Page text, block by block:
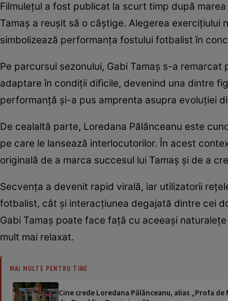
Filmulețul a fost publicat la scurt timp după
Tamaș a reușit să o câștige. Alegerea
simbolizează performanța fostului fotbalist în
Pe parcursul sezonului, Gabi Tamaș s-a
adaptare în condiții dificile, devenind una dintre
performanță și-a pus amprenta asupra evoluției
De cealaltă parte, Loredana Pălănceanu este
pe care le lansează interlocutorilor. În acest
originală de a marca succesul lui Tamaș și de a
Secvența a devenit rapid virală, iar utilizatorii
fotbalist, cât și interacțiunea degajată dintre cei
Gabi Tamaș poate face față cu aceeași
mult mai relaxat.
MAI MULTE PENTRU TINE
Cine crede Loredana Pălănceanu, alias „Profa